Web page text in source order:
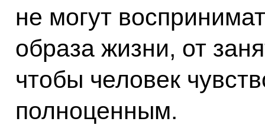
не могут
образа жизни, от
чтобы человек
полноценным.